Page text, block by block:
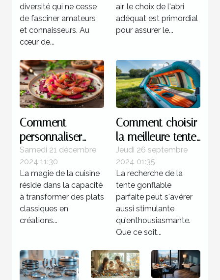
diversité qui ne cesse
de fasciner amateurs
et connaisseurs. Au
cœur de...
air, le choix de l'abri
adéquat est primordial
pour assurer le...
Comment
personnaliser
votre gravlax à la
betterave avec
des épices
locales
Samedi 21 décembre
2024 11:30
La magie de la cuisine
réside dans la capacité
à transformer des plats
classiques en
créations...
Comment choisir
la meilleure tente
gonflable pour
votre prochain
événement
Jeudi 26 septembre
2024 01:35
La recherche de la
tente gonflable
parfaite peut s'avérer
aussi stimulante
qu'enthousiasmante.
Que ce soit...